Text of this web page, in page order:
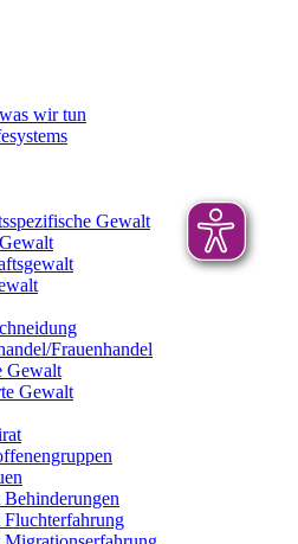
wir tun
Gewalt
Frauenhandel
Gewalt
Gewalt
Fluchterfahrung